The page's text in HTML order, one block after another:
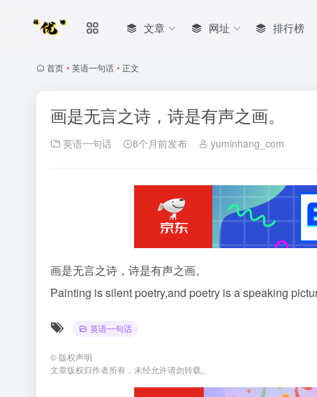
文章 网址 排行榜
首页 • 英语一句话 • 正文
画是无言之诗，诗是有声之画。
英语一句话 8个月前发布 yuminhang_com
画是无言之诗，诗是有声之画。
Painting is silent poetry,and poetry is a speaking
英语一句话
© 版权声明
文章版权归作者所有，未经允许请勿转载。